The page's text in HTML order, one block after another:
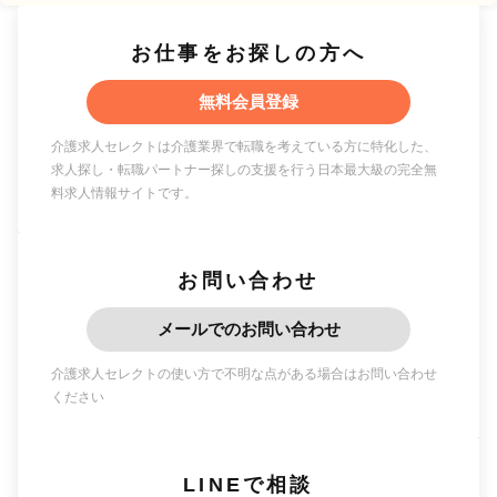
お仕事をお探しの方へ
無料会員登録
介護求人セレクトは介護業界で転職を考えている方に特化した、
求人探し・転職パートナー探しの支援を行う日本最大級の完全無
料求人情報サイトです。
お問い合わせ
メールでのお問い合わせ
介護求人セレクトの使い方で不明な点がある場合はお問い合わせ
ください
LINEで相談